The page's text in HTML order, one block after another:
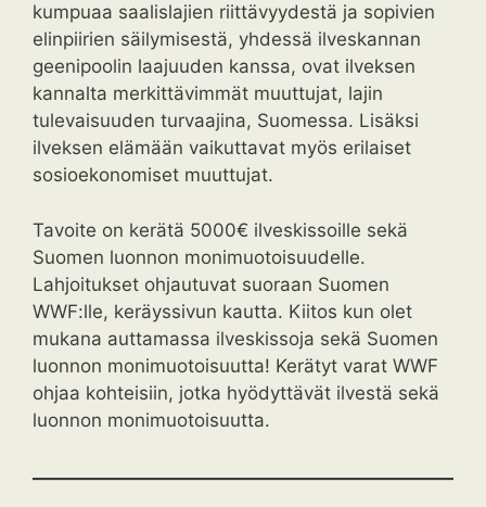
kumpuaa saalislajien riittävyydestä ja sopivien
elinpiirien säilymisestä, yhdessä ilveskannan
geenipoolin laajuuden kanssa, ovat ilveksen
kannalta merkittävimmät muuttujat, lajin
tulevaisuuden turvaajina, Suomessa. Lisäksi
ilveksen elämään vaikuttavat myös erilaiset
sosioekonomiset muuttujat.
Tavoite on kerätä 5000€ ilveskissoille sekä
Suomen luonnon monimuotoisuudelle.
Lahjoitukset ohjautuvat suoraan Suomen
WWF:lle, keräyssivun kautta. Kiitos kun olet
mukana auttamassa ilveskissoja sekä Suomen
luonnon monimuotoisuutta! Kerätyt varat WWF
ohjaa kohteisiin, jotka hyödyttävät ilvestä sekä
luonnon monimuotoisuutta.